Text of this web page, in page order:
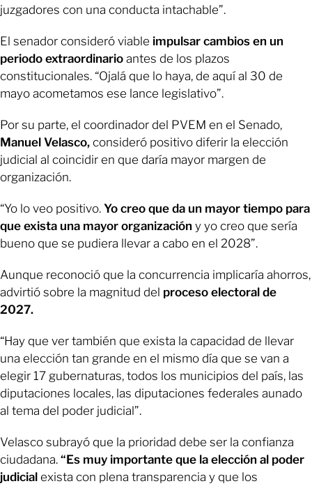
juzgadores con una conducta intachable”.
El senador consideró viable impulsar cambios en un
periodo extraordinario antes de los plazos
constitucionales. “Ojalá que lo haya, de aquí al 30 de
mayo acometamos ese lance legislativo”.
Por su parte, el coordinador del PVEM en el Senado,
Manuel Velasco, consideró positivo diferir la elección
judicial al coincidir en que daría mayor margen de
organización.
“Yo lo veo positivo. Yo creo que da un mayor tiempo para
que exista una mayor organización y yo creo que sería
bueno que se pudiera llevar a cabo en el 2028”.
Aunque reconoció que la concurrencia implicaría ahorros,
advirtió sobre la magnitud del proceso electoral de
2027.
“Hay que ver también que exista la capacidad de llevar
una elección tan grande en el mismo día que se van a
elegir 17 gubernaturas, todos los municipios del país, las
diputaciones locales, las diputaciones federales aunado
al tema del poder judicial”.
Velasco subrayó que la prioridad debe ser la confianza
ciudadana. “Es muy importante que la elección al poder
judicial exista con plena transparencia y que los